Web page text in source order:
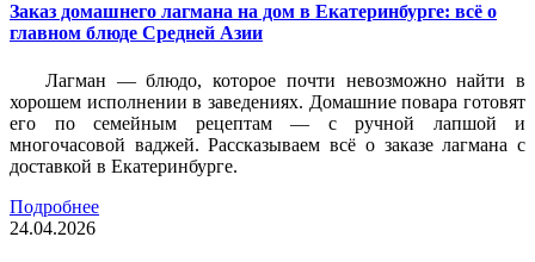
Заказ домашнего лагмана на дом в Екатеринбурге: всё о
главном блюде Средней Азии
Лагман — блюдо, которое почти невозможно найти в
хорошем исполнении в заведениях. Домашние повара готовят
его по семейным рецептам — с ручной лапшой и
многочасовой ваджей. Рассказываем всё о заказе лагмана с
доставкой в Екатеринбурге.
Подробнее
24.04.2026